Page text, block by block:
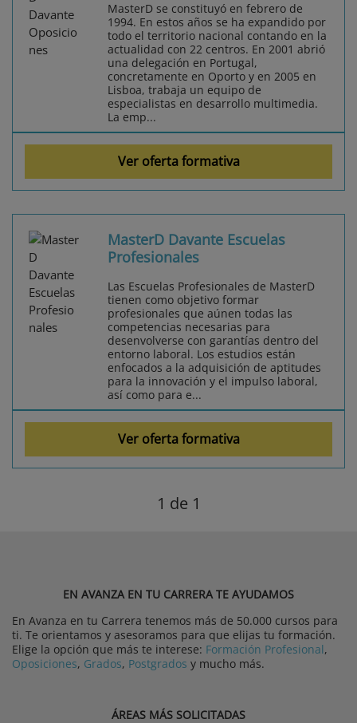
MasterD se constituyó en febrero de
1994. En estos años se ha expandido por
todo el territorio nacional contando en la
actualidad con 22 centros. En 2001 abrió
una delegación en Portugal,
concretamente en Oporto y en 2005 en
Lisboa, trabaja un equipo de
especialistas en desarrollo multimedia.
La emp...
Ver oferta formativa
MasterD Davante Escuelas
Profesionales
Las Escuelas Profesionales de MasterD
tienen como objetivo formar
profesionales que aúnen todas las
competencias necesarias para
desenvolverse con garantías dentro del
entorno laboral. Los estudios están
enfocados a la adquisición de aptitudes
para la innovación y el impulso laboral,
así como para e...
Ver oferta formativa
1 de 1
EN AVANZA EN TU CARRERA TE AYUDAMOS
En Avanza en tu Carrera tenemos más de 50.000 cursos para
ti. Te orientamos y asesoramos para que elijas tu formación.
Elige la opción que más te interese: Formación Profesional,
Oposiciones, Grados, Postgrados y mucho más.
ÁREAS MÁS SOLICITADAS